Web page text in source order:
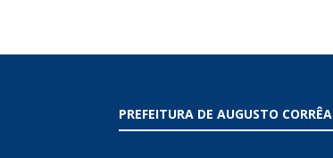
PREFEITURA DE AUGUSTO CORRÊA